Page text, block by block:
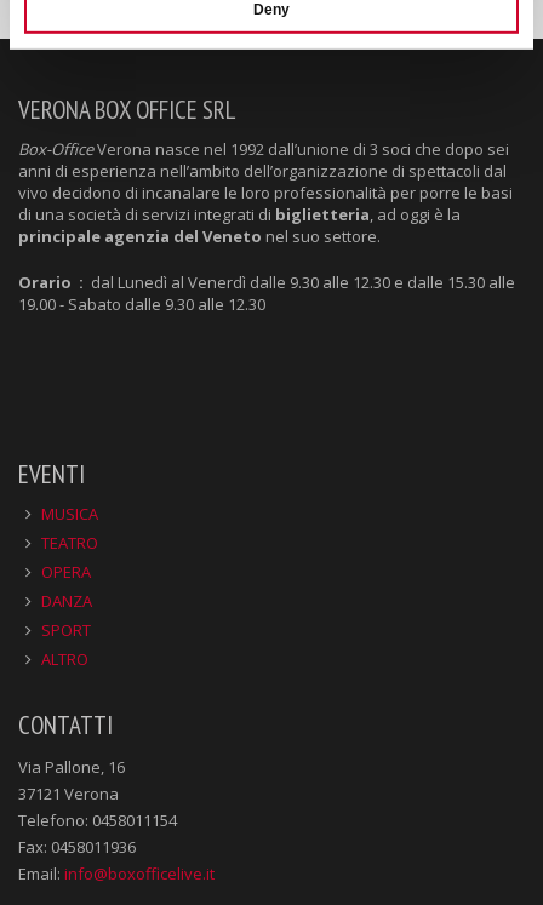
Deny
VERONA BOX OFFICE SRL
Box-OfficeVerona nasce nel 1992 dall’unione di 3 soci che dopo sei
anni di esperienza nell’ambito dell’organizzazione di spettacoli dal
vivo decidono di incanalare le loro professionalità per porre le basi
di una società di servizi integrati di biglietteria, ad oggi è la
principale agenzia del Veneto nel suo settore.
Orario : dal Lunedì al Venerdì dalle 9.30 alle 12.30 e dalle 15.30 alle
19.00 - Sabato dalle 9.30 alle 12.30
EVENTI
MUSICA
TEATRO
OPERA
DANZA
SPORT
ALTRO
CONTATTI
Via Pallone, 16
37121 Verona
Telefono: 0458011154
Fax: 0458011936
Email: info@boxofficelive.it